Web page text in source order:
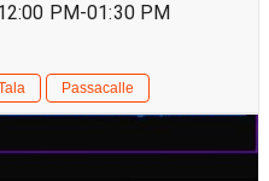
PM-01:30 PM
Passacalle